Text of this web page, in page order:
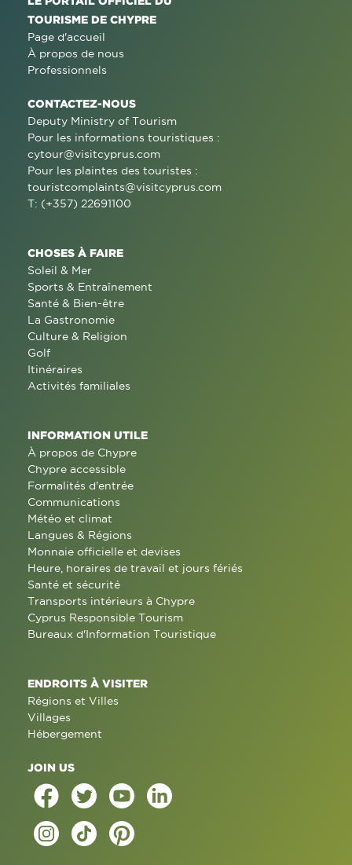
TOURISME DE CHYPRE
Page d'accueil
À propos de nous
Professionnels
CONTACTEZ-NOUS
Deputy Ministry of Tourism
Pour les informations touristiques :
cytour@visitcyprus.com
Pour les plaintes des touristes :
touristcomplaints@visitcyprus.com
T: (+357) 22691100
CHOSES À FAIRE
Soleil & Mer
Sports & Entraînement
Santé & Bien-être
La Gastronomie
Culture & Religion
Golf
Itinéraires
Activités familiales
INFORMATION UTILE
À propos de Chypre
Chypre accessible
Formalités d'entrée
Communications
Météo et climat
Langues & Régions
Monnaie officielle et devises
Heure, horaires de travail et jours fériés
Santé et sécurité
Transports intérieurs à Chypre
Cyprus Responsible Tourism
Bureaux d'Information Touristique
ENDROITS À VISITER
Régions et Villes
Villages
Hébergement
JOIN US